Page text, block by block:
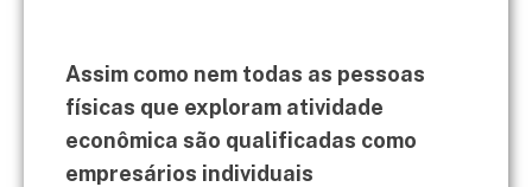
Assim como nem todas as pessoas
físicas que exploram atividade
econômica são qualificadas como
empresários individuais